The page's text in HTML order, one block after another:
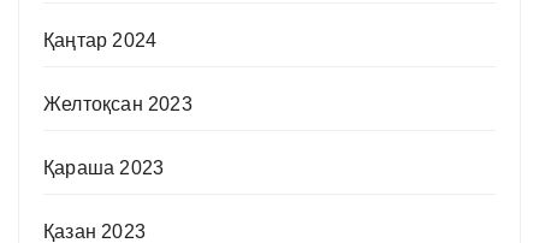
Қаңтар 2024
Желтоқсан 2023
Қараша 2023
Қазан 2023